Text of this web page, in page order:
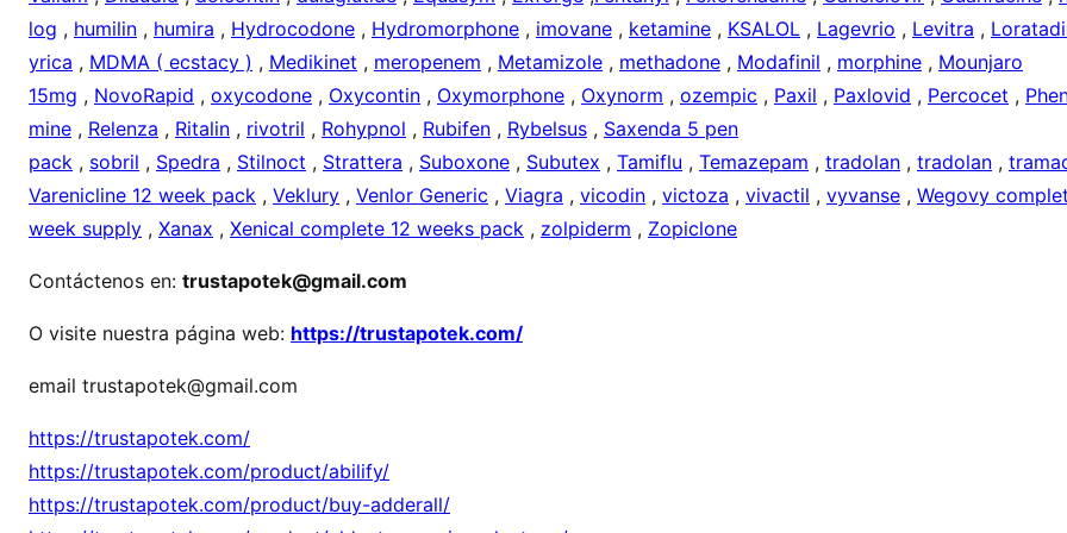
log , humilin , humira , Hydrocodone , Hydromorphone , imovane , ketamine , KSALOL , Lagevrio , Levitra ,
yrica , MDMA ( ecstacy ) , Medikinet , meropenem , Metamizole , methadone , Modafinil , morphine , Mounjaro
15mg , NovoRapid , oxycodone , Oxycontin , Oxymorphone , Oxynorm , ozempic , Paxil , Paxlovid , Percocet ,
mine , Relenza , Ritalin , rivotril , Rohypnol , Rubifen , Rybelsus , Saxenda 5 pen
pack , sobril , Spedra , Stilnoct , Strattera , Suboxone , Subutex , Tamiflu , Temazepam , tradolan , tradolan ,
Varenicline 12 week pack , Veklury , Venlor Generic , Viagra , vicodin , victoza , vivactil , vyvanse , Wegovy
week supply , Xanax , Xenical complete 12 weeks pack , zolpiderm , Zopiclone
Contáctenos en: trustapotek@gmail.com
O visite nuestra página web: https://trustapotek.com/
email trustapotek@gmail.com
https://trustapotek.com/
https://trustapotek.com/product/abilify/
https://trustapotek.com/product/buy-adderall/